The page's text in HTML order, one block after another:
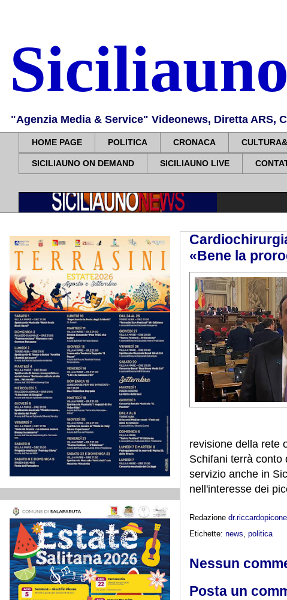
"Agenzia Media & Service" Videonews, Diretta
HOME PAGE POLITICA CRONACA
SICILIAUNO ON DEMAND SICILIAUNO LIVE
«Bene la
revisione della rete
Schifani terrà conto
servizio anche in
nell'interesse dei
Redazione
Etichette: news politica
Nessun
Posta un